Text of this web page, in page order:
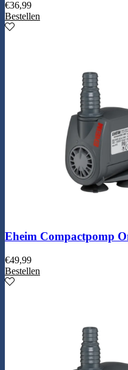
€36,99
Bestellen
Eheim Compactpomp
€49,99
Bestellen